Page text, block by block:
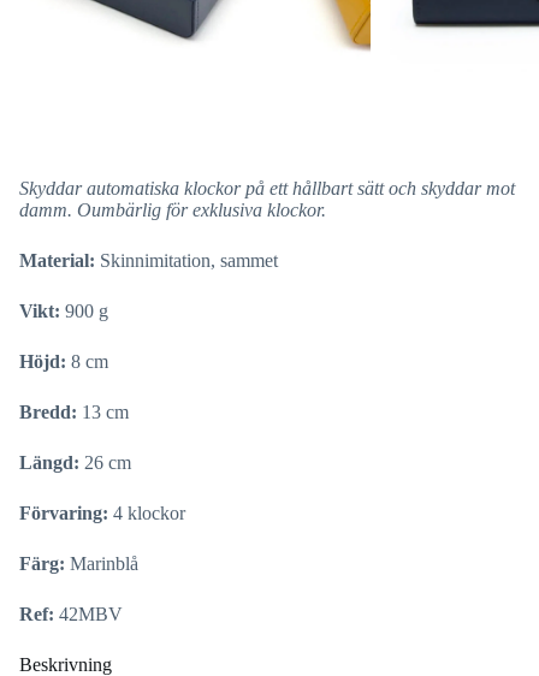
Skyddar automatiska klockor på ett hållbart sätt och skyddar mot
damm. Oumbärlig för exklusiva klockor.
Material: Skinnimitation, sammet
Vikt: 900 g
Höjd: 8 cm
Bredd: 13 cm
Längd: 26 cm
Förvaring: 4 klockor
Färg: Marinblå
Ref: 42MBV
Beskrivning